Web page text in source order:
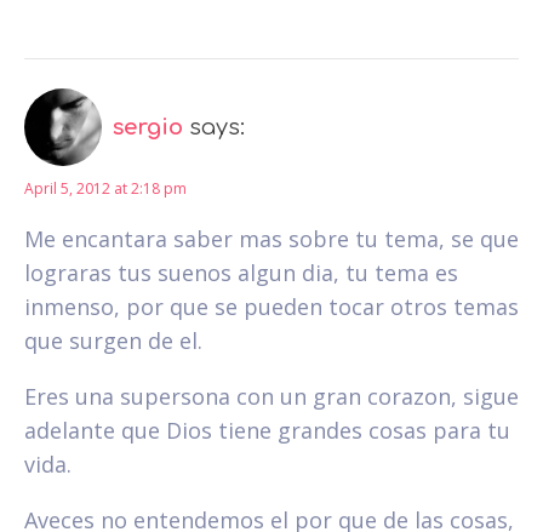
sergio says:
April 5, 2012 at 2:18 pm
Me encantara saber mas sobre tu tema, se que
lograras tus suenos algun dia, tu tema es
inmenso, por que se pueden tocar otros temas
que surgen de el.
Eres una supersona con un gran corazon, sigue
adelante que Dios tiene grandes cosas para tu
vida.
Aveces no entendemos el por que de las cosas,